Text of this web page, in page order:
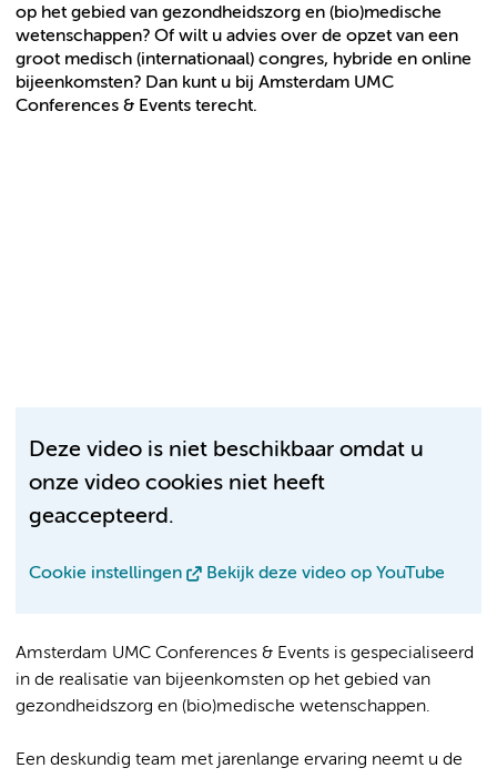
op het gebied van gezondheidszorg en (bio)medische
wetenschappen? Of wilt u advies over de opzet van een
groot medisch (internationaal) congres, hybride en online
bijeenkomsten? Dan kunt u bij Amsterdam UMC
Conferences & Events terecht.
Deze video is niet beschikbaar omdat u
onze video cookies niet heeft
geaccepteerd.
Cookie instellingen Bekijk deze video op YouTube
Amsterdam UMC Conferences & Events is gespecialiseerd
in de realisatie van bijeenkomsten op het gebied van
gezondheidszorg en (bio)medische wetenschappen.
Een deskundig team met jarenlange ervaring neemt u de